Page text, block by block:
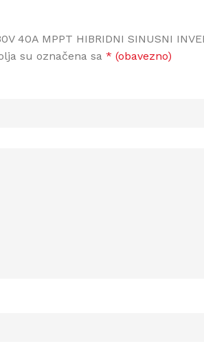
40A MPPT HIBRIDNI SINUSNI
su označena sa * (obavezno)